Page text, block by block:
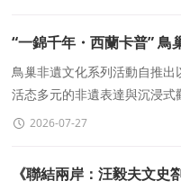
“一錦千年・西蘭卡普”
煥活土家織錦千年文脈
鳥巢非遺文化系列活動自推
活态多元的非遺表達與沉浸
中華優秀傳統文化的标杆性文
2026-07-27
《聯結兩岸：汪毅夫文史